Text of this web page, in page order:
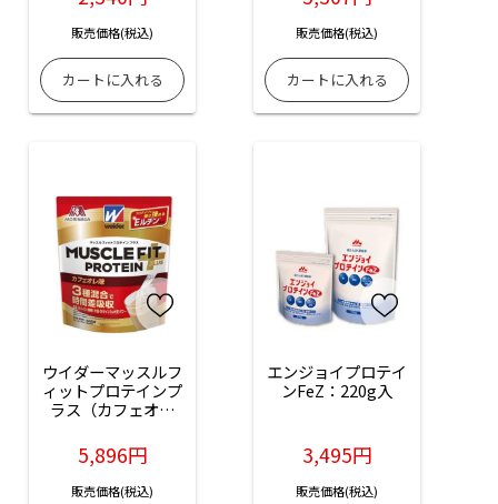
販売価格(税込) 販売価格(税込)
ウイダーマッスルフ
ィットプロテインプ
ラス（カフェオレ
5,896円
販売価格(税込)
エンジョイプロテイ
ンFeZ：220g入
3,495円
販売価格(税込)